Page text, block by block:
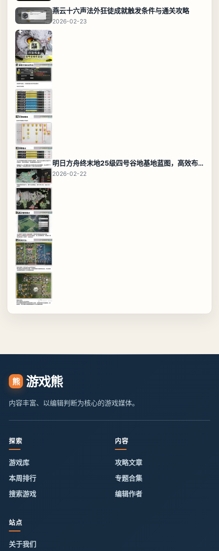
燕云十六声法外狂徒成就触发条件与通关攻略
2026-02-23
明日方舟终末地25级四号谷地基地蓝图，高效布局规划
2026-02-22
熊 游戏熊
内容丰富、以编辑判断为核心的游戏媒体。
探索
游戏库
本周排行
搜索游戏
内容
攻略文章
专题合集
编辑作者
站点
关于我们